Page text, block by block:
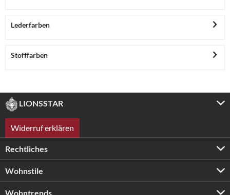
Lederfarben
Stofffarben
LIONSSTAR
Widerruf erklären
Rechtliches
Wohnstile
Wohntrends